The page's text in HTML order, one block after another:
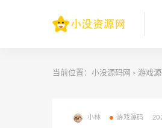
当前位置： 小没源码网 > 游戏
小林 游戏源码